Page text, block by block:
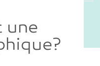
une